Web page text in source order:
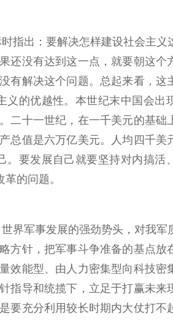
指出：要解决怎样建设社会主义
还没有达到这一点，就要朝这个
有解决这个问题。总起来看，这
的优越性。本世纪末中国会出
二十一世纪，在一千美元的基础
总值是六万亿美元。人均四千美
要发展自己就要坚持对内搞活
的问题。
界军事发展的强劲势头，对我军
方针，把军事斗争准备的基点放
效能型、由人力密集型向科技密
指导和统揽下，立足于打赢未来
要充分利用较长时期内大仗打不